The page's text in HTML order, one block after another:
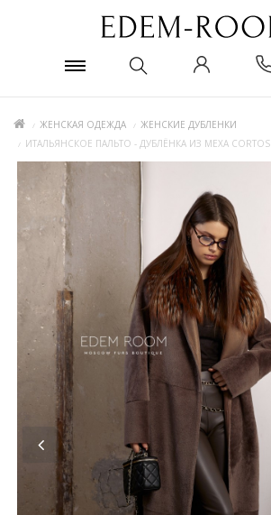
ЖЕНСКАЯ ОДЕЖДА
ЖЕНСКИЕ ДУБЛЕНКИ
ИТАЛЬЯНСКОЕ ПАЛЬТО - ДУБЛЁНКА ИЗ МЕХА CORTOS